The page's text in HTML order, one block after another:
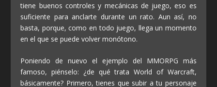
tiene buenos controles y mecánicas de juego, eso es
suficiente para anclarte durante un rato. Aun así, no
basta, porque, como en todo juego, llega un momento
en el que se puede volver monótono.
Poniendo de nuevo el ejemplo del MMORPG más
famoso, piénselo: ¿de qué trata World of Warcraft,
básicamente? Primero, tienes que subir a tu personaje